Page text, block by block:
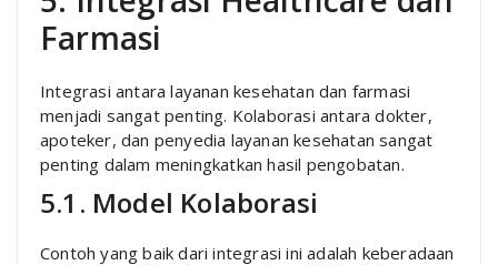
Farmasi
Integrasi antara layanan kesehatan dan farmasi
menjadi sangat penting. Kolaborasi antara dokter,
apoteker, dan penyedia layanan kesehatan sangat
penting dalam meningkatkan hasil pengobatan.
5.1. Model Kolaborasi
Contoh yang baik dari integrasi ini adalah keberadaan